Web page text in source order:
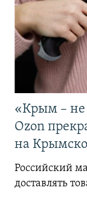
«Крым – не
Ozon
на
Российский
доставлять